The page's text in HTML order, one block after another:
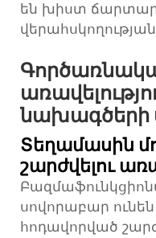
են խիստ
նախագծերի
Տեղամասին
շարժվելու
սովորաբար
հոդավորված